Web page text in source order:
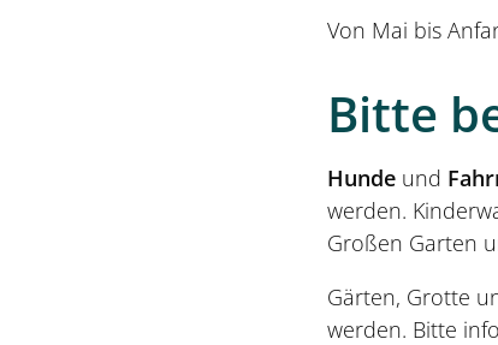
Von Mai bis
Bitte
Hunde und
werden.
Großen Garten
Gärten, Grotte
werden. Bitte